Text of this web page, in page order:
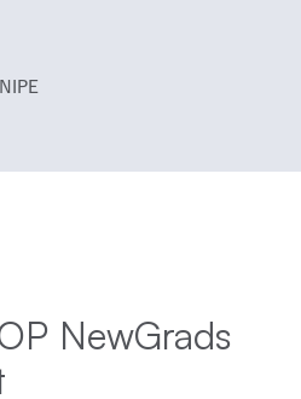
NewGrads